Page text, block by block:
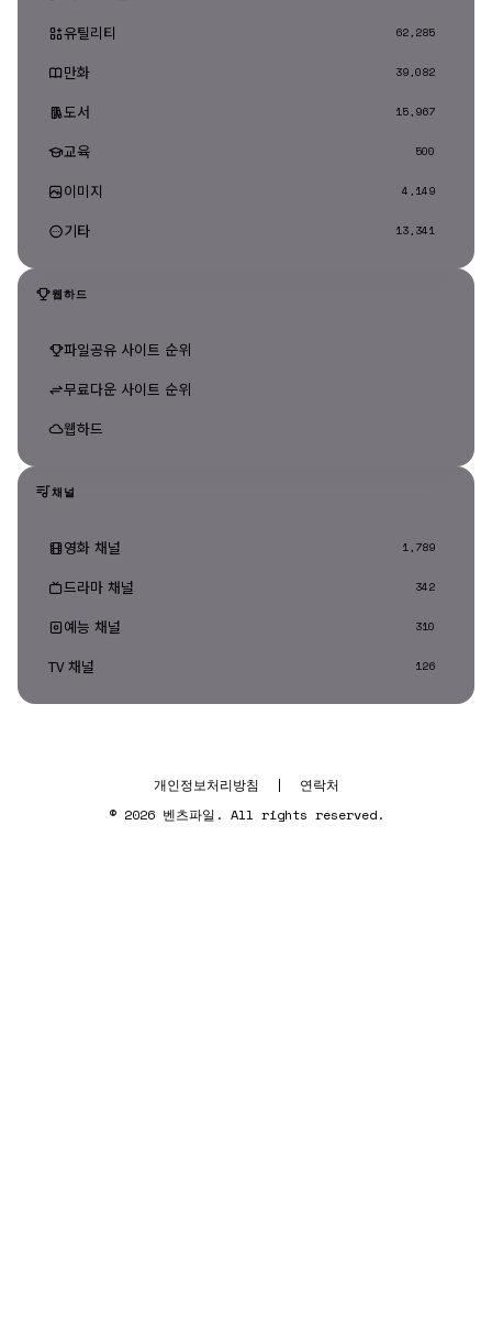
유틸리티 62,285
만화 39,082
도서 15,967
교육 500
이미지 4,149
기타 13,341
웹하드
파일공유 사이트 순위
무료다운 사이트 순위
웹하드
채널
영화 채널 1,789
드라마 채널 342
예능 채널 310
TV 채널 126
개인정보처리방침 |
연락처
© 2026 벤츠파일. All rights reserved.